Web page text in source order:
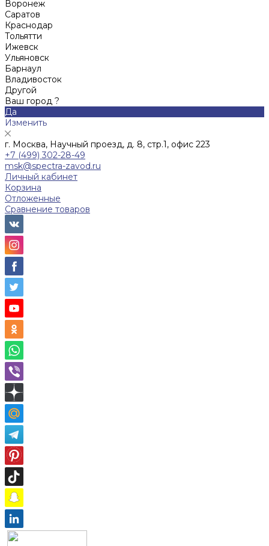
Воронеж
Саратов
Краснодар
Тольятти
Ижевск
Ульяновск
Барнаул
Владивосток
Другой
Ваш город ?
Да
Изменить
г. Москва, Научный проезд, д. 8, стр.1, офис 223
+7 (499) 302-28-49
msk@spectra-zavod.ru
Личный кабинет
Корзина
Отложенные
Сравнение товаров